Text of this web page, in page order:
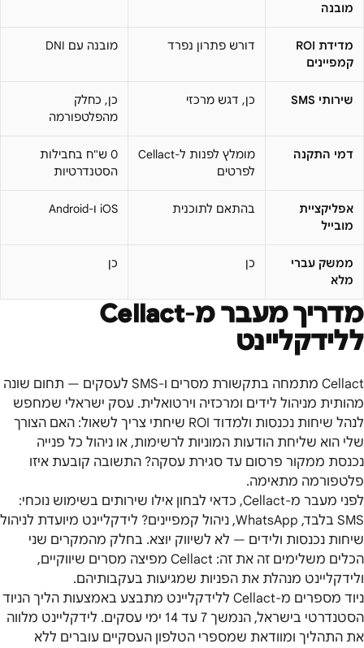
מובנה
מדידת ROI
קמפיינים
דורש פתרון נפרד מובנה עם DNI
שירותי SMS כן, דגש מרכזי
כן, כחלק
מהפלטפורמה
דמי התקנה
מומלץ לפנות ל-Cellact
לפרטים
0 ש"ח בחבילות
הסטנדרטיות
אפליקציית
מובייל
בהתאם לתוכנית iOS ו-Android
ממשק עברי
מלא
כן כן
מדריך מעבר מ-Cellact
ללידקליינט
Cellact מתמחה בתקשורת מסרים ו-SMS לעסקים — תחום שונה
מהותית מניהול לידים ומרכזיה וירטואלית. עסק ישראלי שמחפש
לנהל שיחות נכנסות ולמדוד ROI שיחתי צריך לשאול: האם הצורך
שלי הוא שליחת הודעות המוניות לרשימות, או ניהול כל פנייה
נכנסת ממקור פרסום עד סגירת עסקה? התשובה קובעת איזו
פלטפורמה מתאימה.
לפני מעבר מ-Cellact, כדאי לבחון אילו שירותים בשימוש נוכחי:
SMS בלבד, WhatsApp, ניהול קמפיינים? לידקליינט מיועדת לניהול
שיחות נכנסות ולידים — לא לשיווק יוצא. בחלק מהמקרים שני
הכלים משלימים זה את זה: Cellact מפיצה מסרים שיווקיים,
ולידקליינט מנהלת את הפניות שמגיעות בעקבותיהם.
ניוד מספרים מ-Cellact ללידקליינט מתבצע באמצעות הליך הניוד
הסטנדרטי בישראל, הנמשך 7 עד 14 ימי עסקים. לידקליינט מלווה
את התהליך ומוודאת שמספרי הטלפון העסקיים עוברים ללא